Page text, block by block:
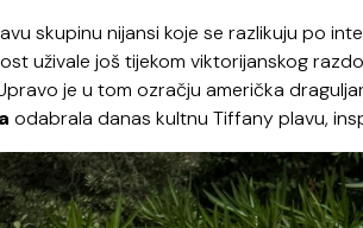
skupinu nijansi koje se razlikuju po
uživale još tijekom viktorijanskog
je u tom ozračju američka
odabrala danas kultnu Tiffany plavu,